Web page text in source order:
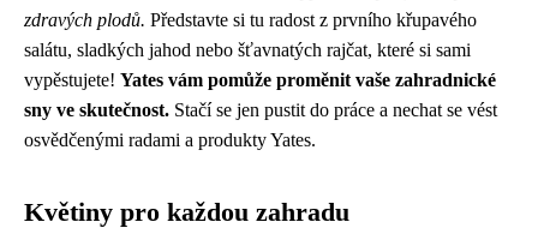
zdravých plodů. Představte si tu radost z prvního křupavého
salátu, sladkých jahod nebo šťavnatých rajčat, které si sami
vypěstujete! Yates vám pomůže proměnit vaše zahradnické
sny ve skutečnost. Stačí se jen pustit do práce a nechat se vést
osvědčenými radami a produkty Yates.
Květiny pro každou zahradu